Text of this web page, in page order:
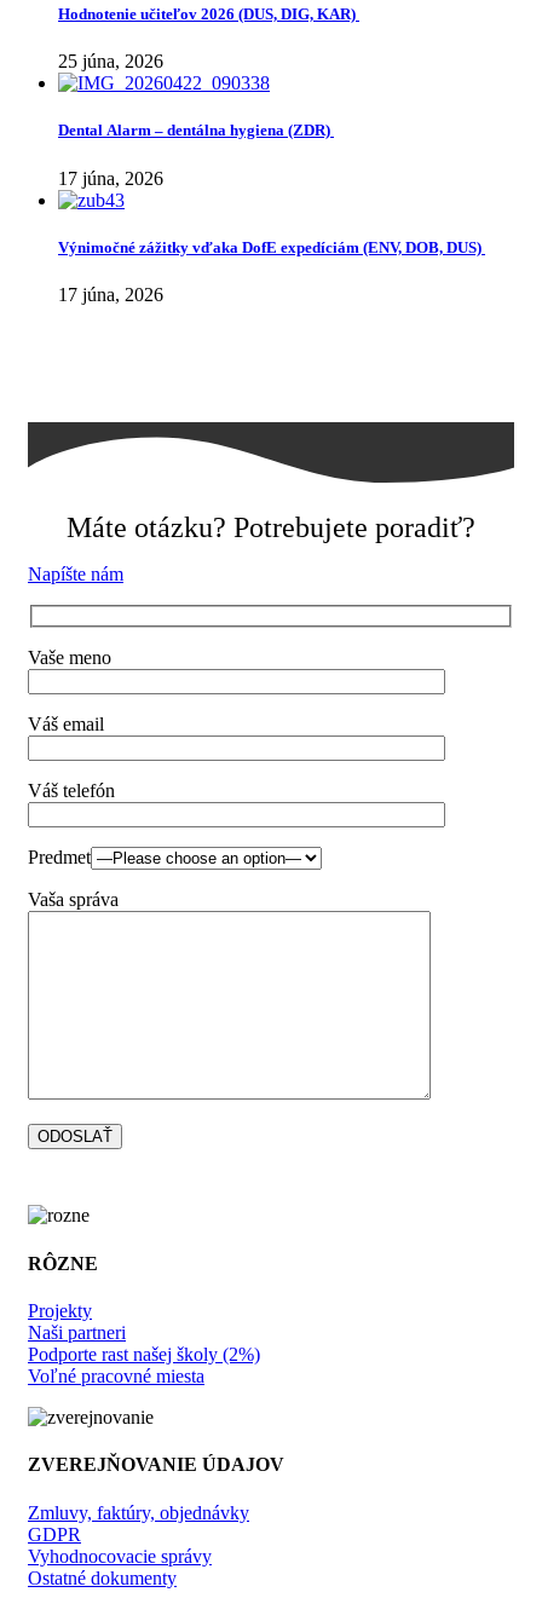
Hodnotenie učiteľov 2026 (DUS, DIG, KAR)
25 júna, 2026
Dental Alarm – dentálna hygiena (ZDR)
17 júna, 2026
Výnimočné zážitky vďaka DofE expedíciám (ENV, DOB, DUS)
17 júna, 2026
Máte otázku? Potrebujete poradiť?
Napíšte nám
Vaše meno
Váš email
Váš telefón
Predmet
Vaša správa
RÔZNE
Projekty
Naši partneri
Podporte rast našej školy (2%)
Voľné pracovné miesta
ZVEREJŇOVANIE ÚDAJOV
Zmluvy, faktúry, objednávky
GDPR
Vyhodnocovacie správy
Ostatné dokumenty